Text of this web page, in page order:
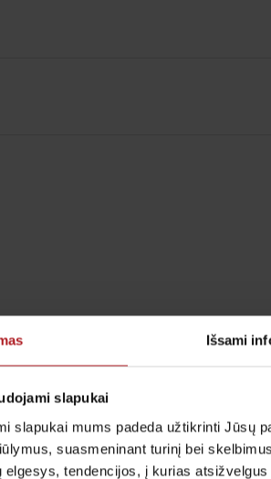
Išsami
slapukai
slapukai mums padeda užtikrinti Jūsų
suasmeninant turinį bei
elgesys, tendencijos, į kurias